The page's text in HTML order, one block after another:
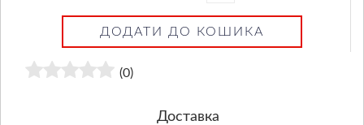
ДОДАТИ ДО КОШИКА
(0)
Доставка